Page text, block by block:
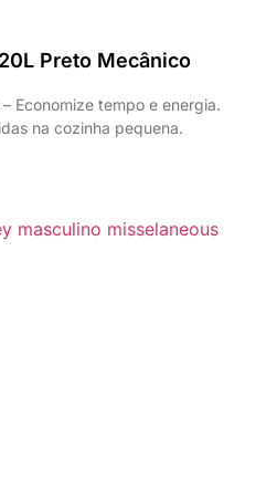
Preto Mecânico
Economize tempo e energia.
na cozinha pequena.